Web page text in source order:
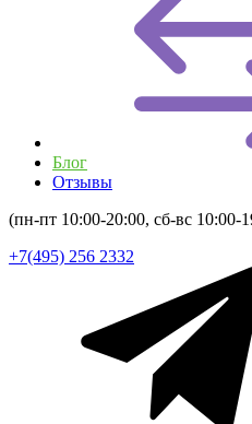
Блог
Отзывы
(пн-пт 10:00-20:00, сб-вс 10:00-
+7(495) 256 2332